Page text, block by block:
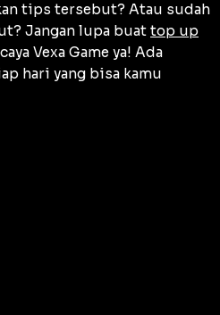
tips tersebut? Atau sudah
Jangan lupa buat top up
Vexa Game ya! Ada
hari yang bisa kamu